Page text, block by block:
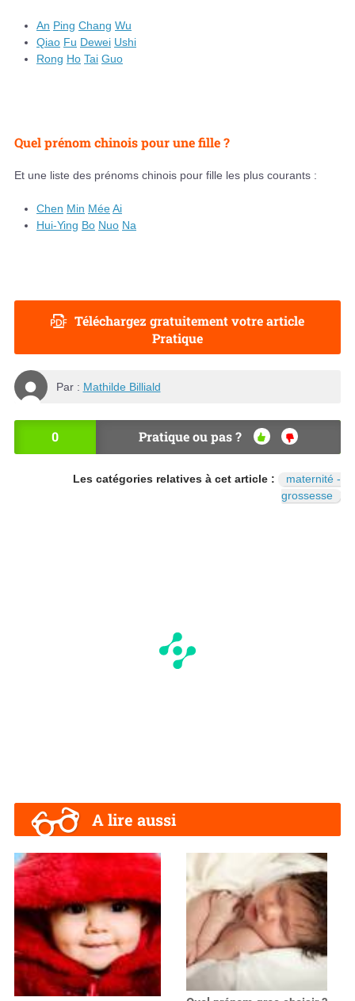
An Ping Chang Wu
Qiao Fu Dewei Ushi
Rong Ho Tai Guo
Quel prénom chinois pour une fille ?
Et une liste des prénoms chinois pour fille les plus courants :
Chen Min MéeAi
Hui-Ying Bo Nuo Na
Téléchargez gratuitement votre article
Pratique
Par : Mathilde Billiald
0 Pratique ou pas ?
OU
I
NO
N
Les catégories relatives à cet article :
maternité -
grossesse
A lire aussi